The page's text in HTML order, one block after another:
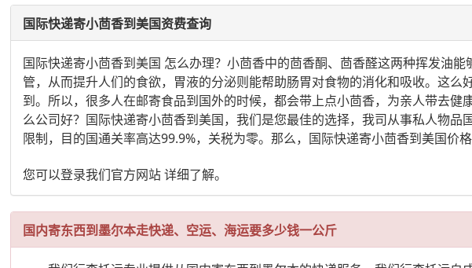
国际快递寄小茴香到美国资费查询
国际快递寄小茴香到美国 怎么办理？小茴香中的茴香酮、茴香醛这两种挥发油
管，从而提升人们的食欲，胃液的分泌则能帮助肠胃对食物的消化和吸收。这
到。所以，很多人在邮寄食品到国外的时候，都会带上点小茴香，为亲人带去
么公司好？国际快递寄小茴香到美国，我们是您最佳的选择，我司从事私人物
限制，目的国通关率高达99.9%，关税为零。那么，国际快递寄小茴香到美国价
您可以登录我们官方网站 详细了解。
国内寄东西到墨尔本走快递、空运、海运要多少钱一公斤